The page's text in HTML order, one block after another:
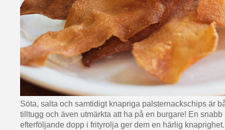
Söta, salta och samtidigt knapriga palsternackschips är
tilltugg och även utmärkta att ha på en burgare! En
efterföljande dopp i frityrolja ger dem en härlig knaprighet.